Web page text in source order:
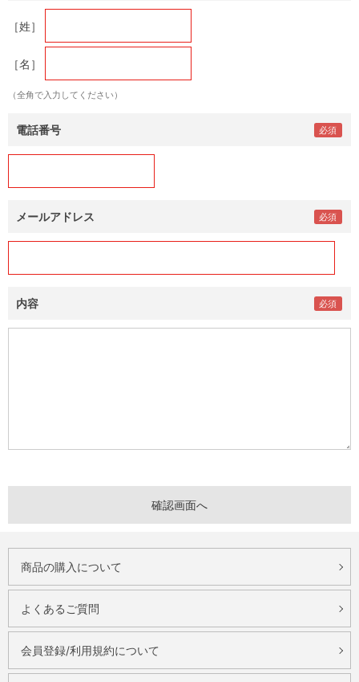
［姓］
［名］
（全角で入力してください）
電話番号
メールアドレス
内容
商品の購入について
よくあるご質問
会員登録/利用規約について